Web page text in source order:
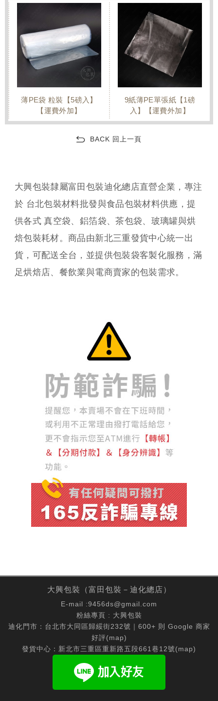
薄PE袋 粒裝【5磅入】
【運費外加】
9紙薄PE單張紙【1磅
入】【運費外加】
BACK 回上一頁
大興包裝隸屬富田包裝迪化總店直營企業，專注
於 台北包裝材料批發與食品包裝材料供應，提
供各式 真空袋、鋁箔袋、茶包袋、玻璃罐與烘
焙包裝耗材。商品由新北三重發貨中心統一出
貨，可配送全台，並提供包裝袋客製化服務，滿
足烘焙店、餐飲業與電商賣家的包裝需求。
大興包裝（富田包裝－迪化總店）
E-mail :9456ds@gmail.com
粉絲專頁 : 大興包裝
迪化門市：台北市大同區歸綏街232號｜600+ 則 Google 商家
好評(map)
發貨中心：新北市三重區重新路五段661巷12號(map)